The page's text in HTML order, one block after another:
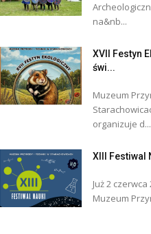
na&nb...
XVII Festyn
świ...
Muzeum
organizuje d...
XIII Festiwal
Już 2
Muzeum